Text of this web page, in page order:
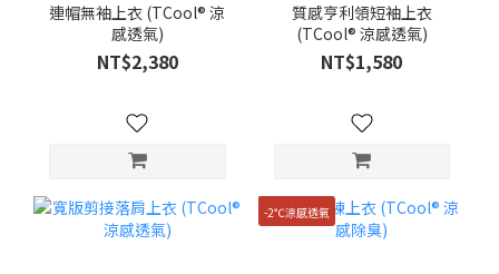
連帽無袖上衣 (TCool® 涼
感透氣)
NT$2,380
質感亨利領短袖上衣
(TCool® 涼感透氣)
NT$1,580
-2℃涼感透氣